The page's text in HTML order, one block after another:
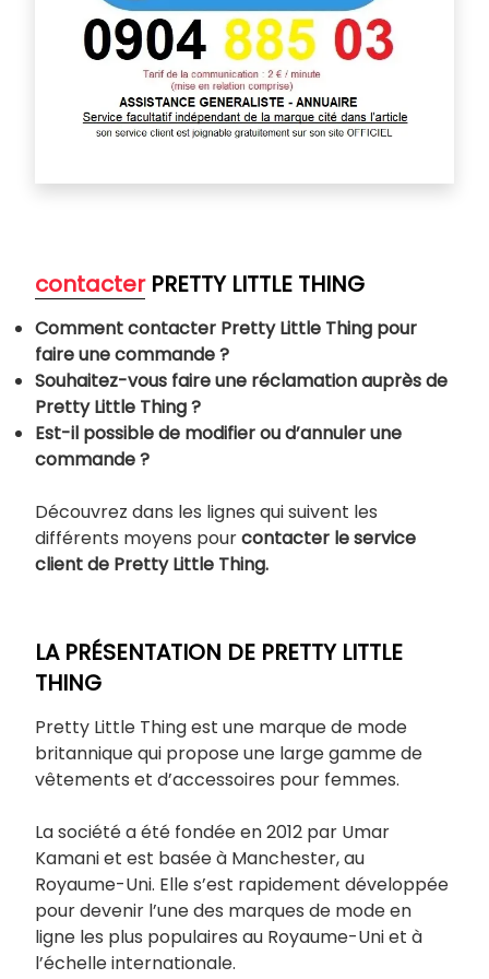
contacterPRETTY LITTLE THING
Comment contacter Pretty Little Thing pour
faire une commande ?
Souhaitez-vous faire une réclamation auprès de
Pretty Little Thing ?
Est-il possible de modifier ou d’annuler une
commande ?
Découvrez dans les lignes qui suivent les
différents moyens pourcontacter le service
client de Pretty Little Thing.
LA PRÉSENTATION DE PRETTY LITTLE
THING
Pretty Little Thing est une marque de mode
britannique qui propose une large gamme de
vêtements et d’accessoires pour femmes.
La société a été fondée en 2012 par Umar
Kamani et est basée à Manchester, au
Royaume-Uni. Elle s’est rapidement développée
pour devenir l’une des marques de mode en
ligne les plus populaires au Royaume-Uni et à
l’échelle internationale.